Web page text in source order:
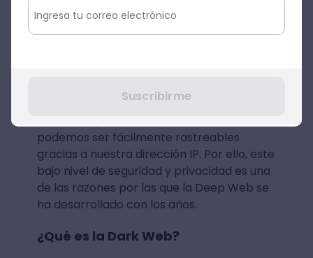
Redes sociales como Facebook,
nivel de internet, nosotros como usuarios
ordinarios y curiosos delDesarrollo Web,
podemos ser fácilmente rastreables
gracias a nuestra dirección IP. Por ello, este
bajo nivel de seguridad y privacidad es una
de las razones por las que la Deep Web se
ha desarrollado con los años.
¿Qué es la Dark Web?
Suscribirme